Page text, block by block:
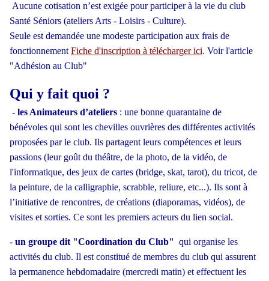
Aucune cotisation n’est exigée pour participer à la vie du club
Santé Séniors (ateliers Arts - Loisirs - Culture).
Seule est demandée une modeste participation aux frais de
fonctionnement Fiche d'inscription à télécharger ici. Voir l'article
"Adhésion au Club"
Qui y fait quoi ?
- les Animateurs d’ateliers : une bonne quarantaine de
bénévoles qui sont les chevilles ouvrières des différentes activités
proposées par le club. Ils partagent leurs compétences et leurs
passions (leur goût du théâtre, de la photo, de la vidéo, de
l'informatique, des jeux de cartes (bridge, skat, tarot), du tricot, de
la peinture, de la calligraphie, scrabble, reliure, etc...). Ils sont à
l’initiative de rencontres, de créations (diaporamas, vidéos), de
visites et sorties. Ce sont les premiers acteurs du lien social.
- un groupe dit "Coordination du Club" qui organise les
activités du club. Il est constitué de membres du club qui assurent
la permanence hebdomadaire (mercredi matin) et effectuent les